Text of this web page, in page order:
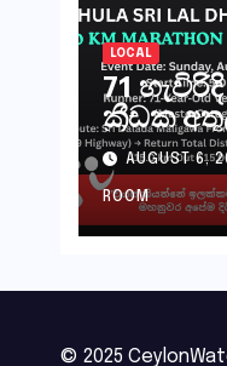
LOCAL
71
ක්‍රීඩක
මහතා
විශේෂ
සැරසෙයි
AUGUST 6,
ROOM
© 2025